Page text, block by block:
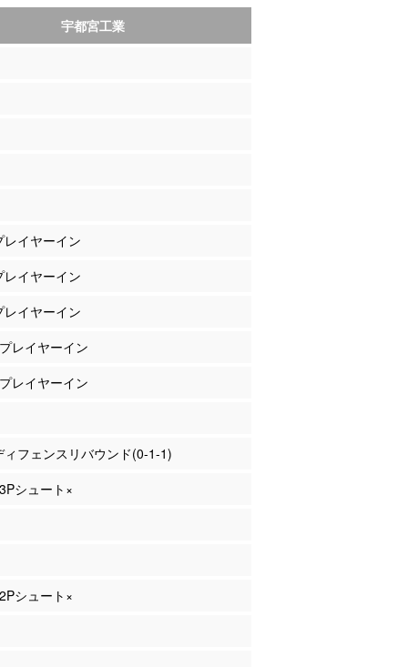
宇都宮工業
イヤーイン
イヤーイン
イヤーイン
レイヤーイン
レイヤーイン
ィフェンスリバウンド(0-1-1)
シュート×
シュート×